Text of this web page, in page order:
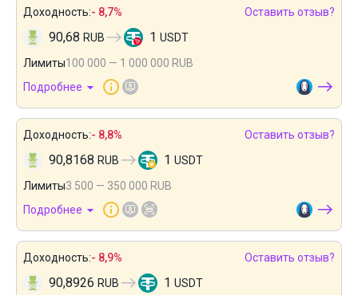
Доходность:- 8,7% Оставить отзыв?
90,68 RUB 1 USDT
Лимиты100 000 — 1 000 000 RUB
Подробнее
Доходность:- 8,8% Оставить отзыв?
90,8168 RUB 1 USDT
Лимиты3 500 — 350 000 RUB
Подробнее
Доходность:- 8,9% Оставить отзыв?
90,8926 RUB 1 USDT